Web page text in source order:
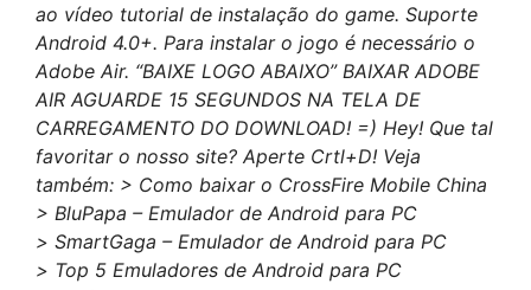
ao vídeo tutorial de instalação do game. Suporte
Android 4.0+. Para instalar o jogo é necessário o
Adobe Air. “BAIXE LOGO ABAIXO” BAIXAR ADOBE
AIR AGUARDE 15 SEGUNDOS NA TELA DE
CARREGAMENTO DO DOWNLOAD! =) Hey! Que tal
favoritar o nosso site? Aperte Crtl+D! Veja
também: > Como baixar o CrossFire Mobile China
> BluPapa – Emulador de Android para PC
> SmartGaga – Emulador de Android para PC
> Top 5 Emuladores de Android para PC